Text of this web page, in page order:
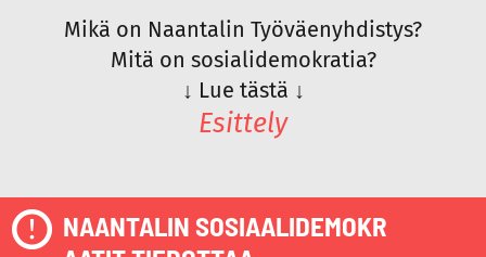
Mikä on Naantalin Työväenyhdistys?
Mitä on sosialidemokratia?
↓ Lue tästä ↓
Esittely
NAANTALIN SOSIAALIDEMOKR